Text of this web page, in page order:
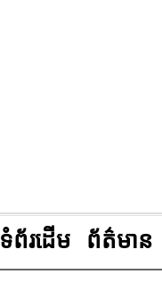
ទំព័រដើម ព័ត៌មាន